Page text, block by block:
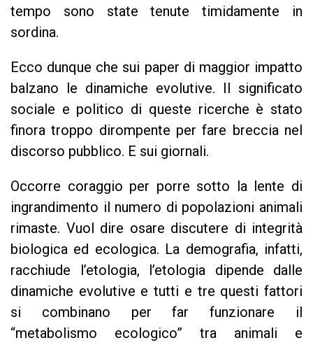
tempo sono state tenute timidamente in
sordina.
Ecco dunque che sui paper di maggior impatto
balzano le dinamiche evolutive. Il significato
sociale e politico di queste ricerche è stato
finora troppo dirompente per fare breccia nel
discorso pubblico. E sui giornali.
Occorre coraggio per porre sotto la lente di
ingrandimento il numero di popolazioni animali
rimaste. Vuol dire osare discutere di integrità
biologica ed ecologica. La demografia, infatti,
racchiude l’etologia, l’etologia dipende dalle
dinamiche evolutive e tutti e tre questi fattori
si combinano per far funzionare il
“metabolismo ecologico” tra animali e